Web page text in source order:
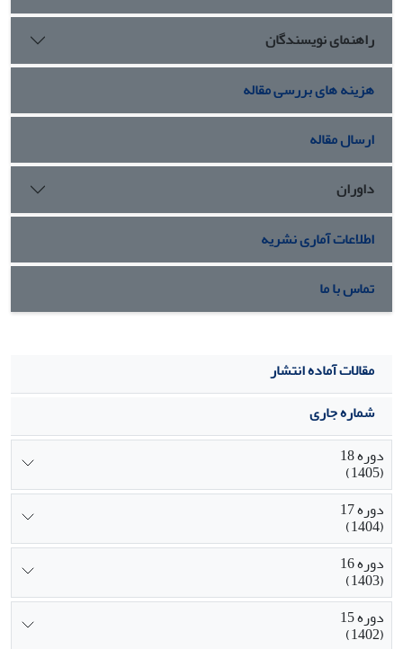
عامۀ تاریخی در شرق و غرب بازنمایی می‌شود..
راهنمای نویسندگان
هزینه های بررسی مقاله
ارسال مقاله
داوران
اطلاعات آماری نشریه
تماس با ما
مقالات آماده انتشار
شماره جاری
دوره 18
(1405)
دوره 17
(1404)
دوره 16
(1403)
دوره 15
(1402)